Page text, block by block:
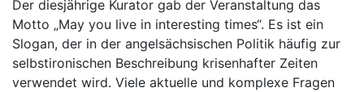
Der diesjährige Kurator gab der Veranstaltung das
Motto „May you live in interesting times“. Es ist ein
Slogan, der in der angelsächsischen Politik häufig zur
selbstironischen Beschreibung krisenhafter Zeiten
verwendet wird. Viele aktuelle und komplexe Fragen